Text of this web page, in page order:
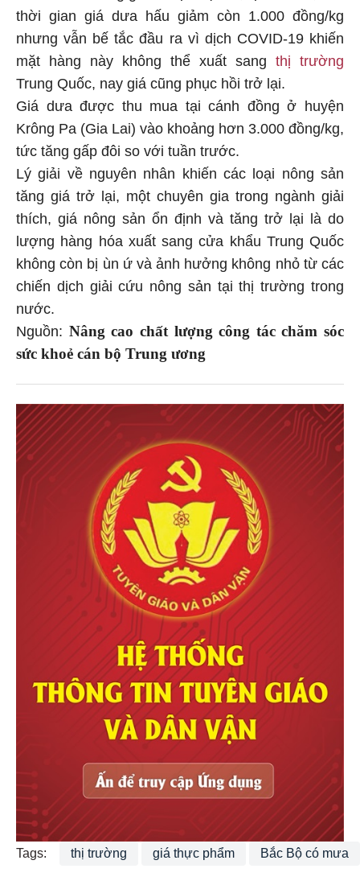
thời gian giá dưa hấu giảm còn 1.000 đồng/kg
nhưng vẫn bế tắc đầu ra vì dịch COVID-19 khiến
mặt hàng này không thể xuất sang thị trường
Trung Quốc, nay giá cũng phục hồi trở lại.
Giá dưa được thu mua tại cánh đồng ở huyện
Krông Pa (Gia Lai) vào khoảng hơn 3.000 đồng/kg,
tức tăng gấp đôi so với tuần trước.
Lý giải về nguyên nhân khiến các loại nông sản
tăng giá trở lại, một chuyên gia trong ngành giải
thích, giá nông sản ổn định và tăng trở lại là do
lượng hàng hóa xuất sang cửa khẩu Trung Quốc
không còn bị ùn ứ và ảnh hưởng không nhỏ từ các
chiến dịch giải cứu nông sản tại thị trường trong
nước.
Nguồn: Nâng cao chất lượng công tác chăm sóc
sức khoẻ cán bộ Trung ương
Tags: thị trường giá thực phẩm Bắc Bộ có mưa